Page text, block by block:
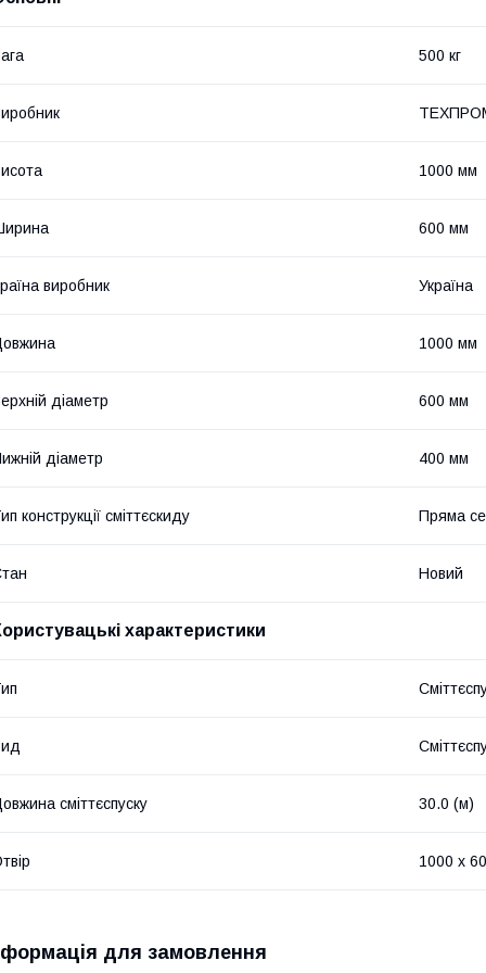
500 кг
1000 мм
600 мм
виробник Україна
1000 мм
діаметр 600 мм
діаметр 400 мм
конструкції сміттєскиду Пряма
Новий
характеристики
сміттєспуску 30.0 (м)
1000 х
для замовлення